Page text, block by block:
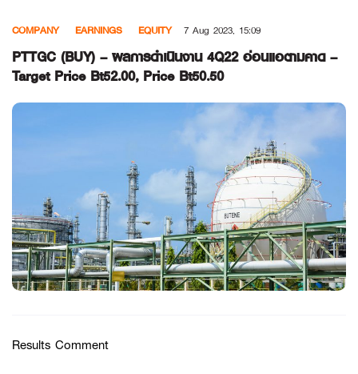
content
COMPANY EARNINGS EQUITY 7 Aug 2023, 15:09
PTTGC (BUY) – ผลการดำเนินงาน 4Q22 อ่อนแอตามคาด –
Target Price Bt52.00, Price Bt50.50
Results Comment